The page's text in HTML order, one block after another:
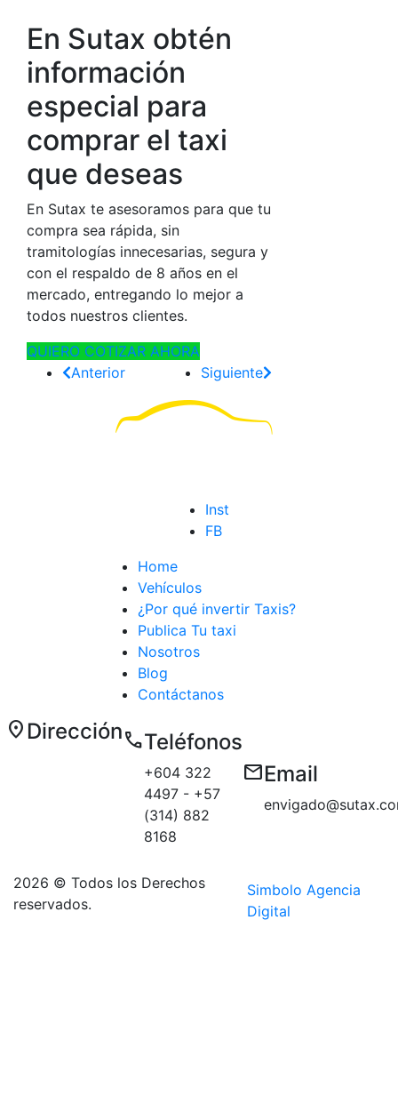
En Sutax obtén
información
especial para
comprar el taxi
que deseas
En Sutax te asesoramos para que tu
compra sea rápida, sin
tramitologías innecesarias, segura y
con el respaldo de 8 años en el
mercado, entregando lo mejor a
todos nuestros clientes.
QUIERO COTIZAR AHORA
Anterior
Siguiente
Inst
FB
Home
Vehículos
¿Por qué invertir Taxis?
Publica Tu taxi
Nosotros
Blog
Contáctanos
location_on DireccióncallTeléfonos
+604 322
4497 - +57
(314) 882
8168
emailEmail
2026 © Todos los Derechos
reservados.
Simbolo Agencia
Digital